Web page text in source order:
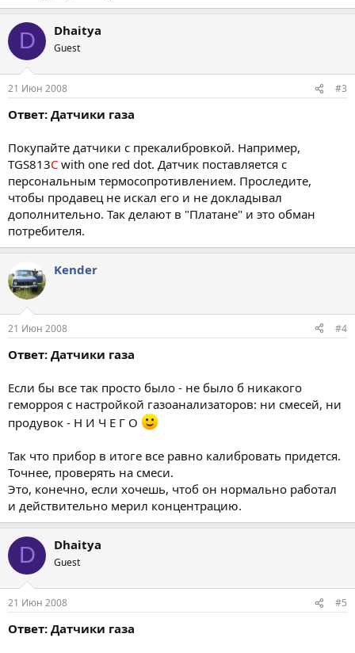
D Dhaitya
Guest
21 Июн 2008 #3
Ответ: Датчики газа
Покупайте датчики с прекалибровкой. Например,
TGS813C with one red dot. Датчик поставляется с
персональным термосопротивлением. Проследите,
чтобы продавец не искал его и не докладывал
дополнительно. Так делают в "Платане" и это обман
потребителя.
Kender
21 Июн 2008 #4
Ответ: Датчики газа
Если бы все так просто было - не было б никакого
геморроя с настройкой газоанализаторов: ни смесей, ни
продувок - Н И Ч Е Г О
Так что прибор в итоге все равно калибровать придется.
Точнее, проверять на смеси.
Это, конечно, если хочешь, чтоб он нормально работал
и действительно мерил концентрацию.
D Dhaitya
Guest
21 Июн 2008 #5
Ответ: Датчики газа